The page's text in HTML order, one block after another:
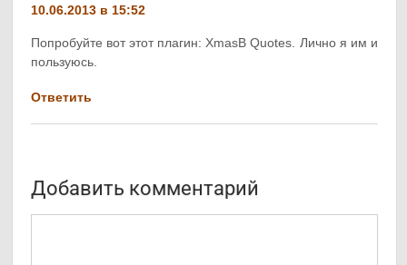
10.06.2013 в 15:52
Попробуйте вот этот плагин: XmasB Quotes. Лично я им и
пользуюсь.
Ответить
Добавить комментарий